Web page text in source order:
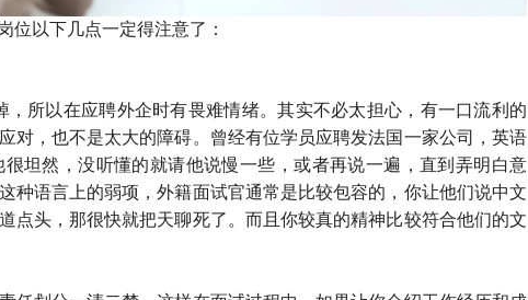
位以下几点一定得注意了：
，所以在应聘外企时有畏难情绪。其实不必太担心，有一口流利的
对，也不是太大的障碍。曾经有位学员应聘发法国一家公司，英语
坦然，没听懂的就请他说慢一些，或者再说一遍，直到弄明白意
种语言上的弱项，外籍面试官通常是比较包容的，你让他们说中文
点头，那很快就把天聊死了。而且你较真的精神比较符合他们的文